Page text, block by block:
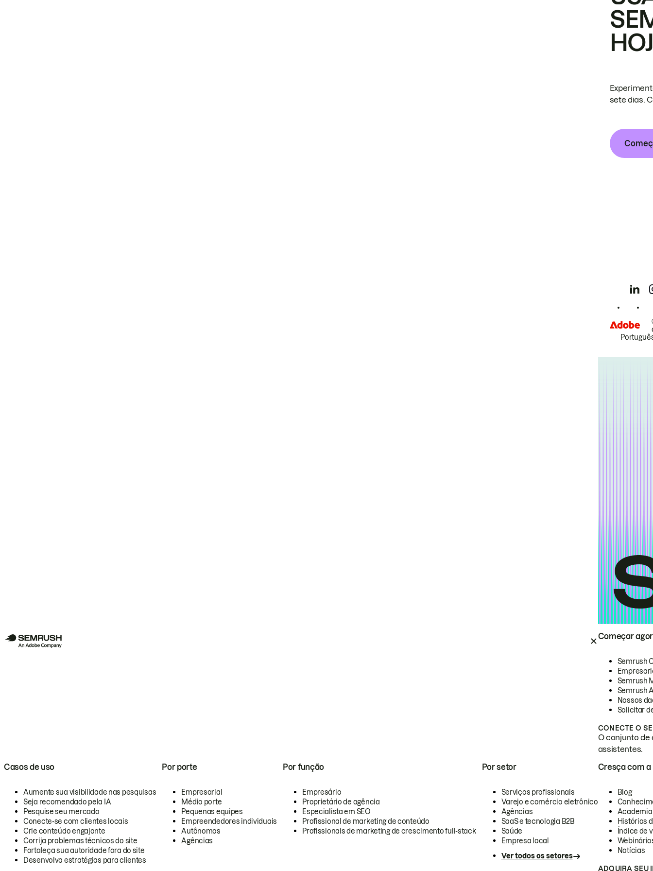
Começar
Semrush
Semrush
Semrush
Nossos
Solicitar
CONECTE O
O conjunto de
assistentes.
Casos de uso
Aumente sua visibilidade nas pesquisas
Seja recomendado pela IA
Pesquise seu mercado
Conecte-se com clientes locais
Crie conteúdo engajante
Corrija problemas técnicos do site
Fortaleça sua autoridade fora do site
Desenvolva estratégias para clientes
Por porte
Empresarial
Médio porte
Pequenas equipes
Empreendedores individuais
Autônomos
Agências
Por função
Empresário
Proprietário de agência
Especialista em SEO
Profissional de marketing de conteúdo
Profissionais de marketing de crescimento full-stack
Por setor
Serviços profissionais
Varejo e comércio eletrônico
Agências
SaaS e tecnologia B2B
Saúde
Empresa local
Ver todos os setores
Cresça com a
Blog
Academia
Histórias
Índice de
Notícias
ADQUIRA SEU
sete dias.